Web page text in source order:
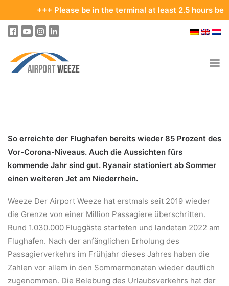
+++ Please be in the terminal at least 2.5 hours before
FLIGHTS
HOW TO GET TO THE AIRPORT
PARKING
AT THE AIRPORT
OUR DESTINATIONS
So erreichte der Flughafen bereits wieder 85 Prozent des
Vor-Corona-Niveaus. Auch die Aussichten fürs
kommende Jahr sind gut. Ryanair stationiert ab Sommer
einen weiteren Jet am Niederrhein.
Weeze Der Airport Weeze hat erstmals seit 2019 wieder
die Grenze von einer Million Passagiere überschritten.
Rund 1.030.000 Fluggäste starteten und landeten 2022 am
Flughafen. Nach der anfänglichen Erholung des
Passagierverkehrs im Frühjahr dieses Jahres haben die
Zahlen vor allem in den Sommermonaten wieder deutlich
zugenommen. Die Belebung des Urlaubsverkehrs hat der